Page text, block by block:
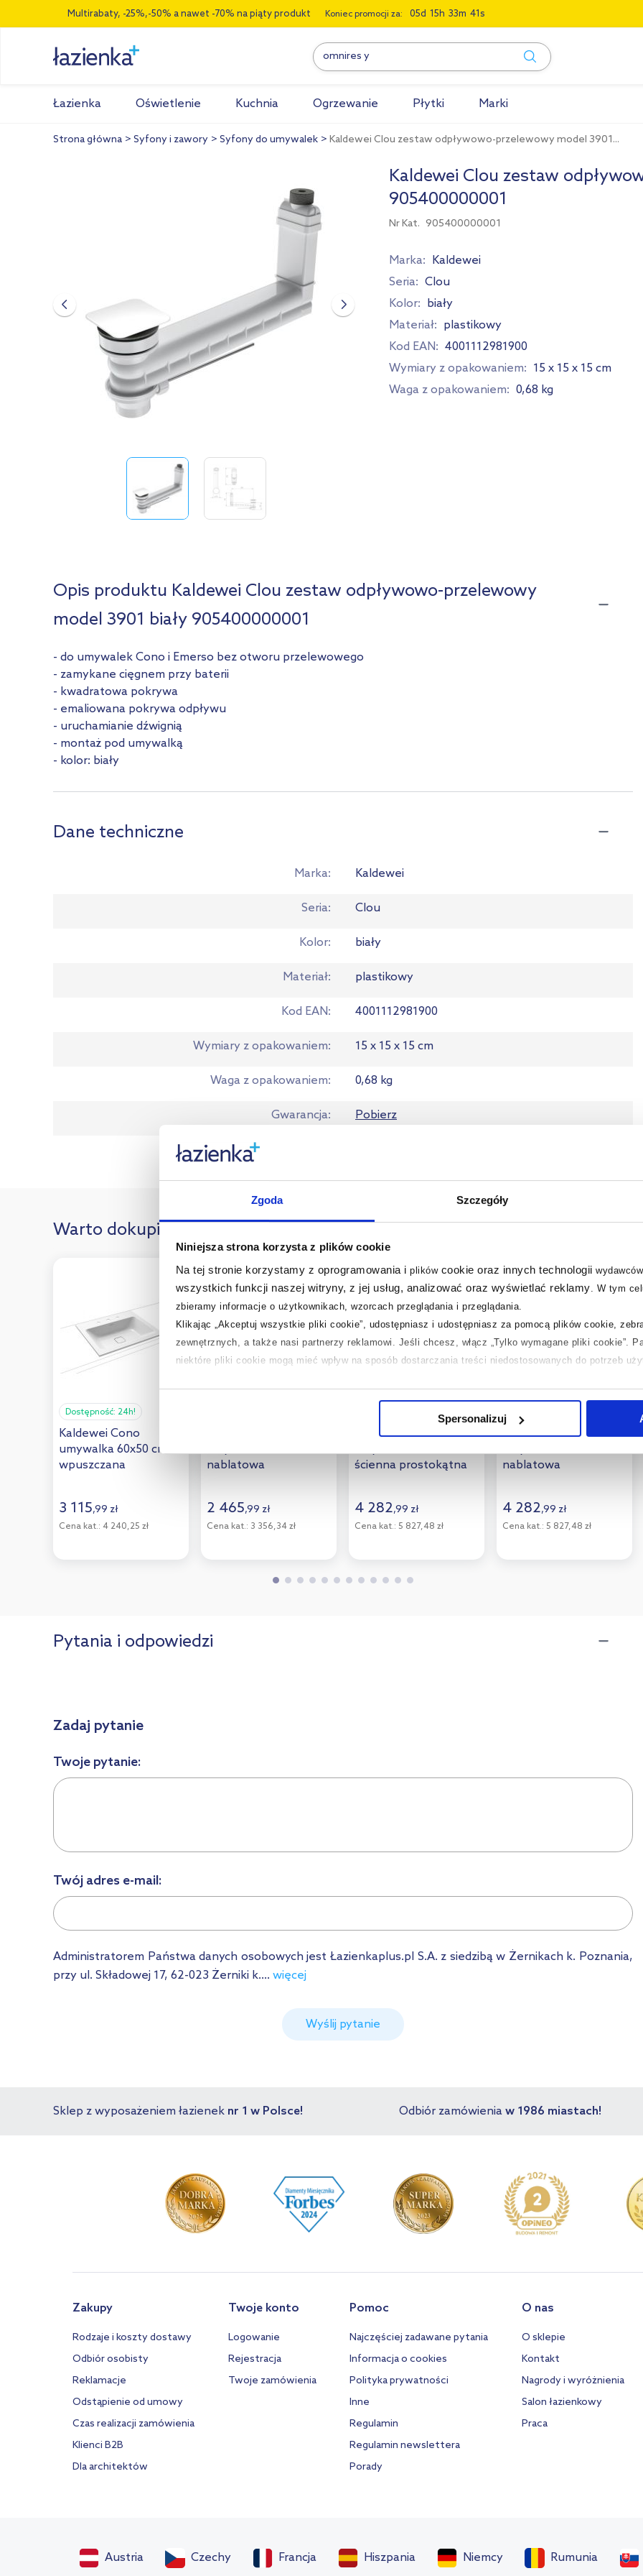
Zgoda Szczegóły
Niniejsza strona korzysta z plików cookie
Na tej stronie korzystamy z oprogramowania i plikówcookie oraz innych technologii wydawców
wszystkich funkcji naszej witryny, z jej usług, analizować oraz wyświetlać reklamy
W tym
zbieramy informacje o użytkownikach, wzorcach przeglądania i przeglądania.
Klikając „Akceptuj wszystkie pliki cookie”, udostępniasz i udostępniasz za pomocą plików cookie,
zewnętrznych, a także nasi partnerzy reklamowi. Jeśli chcesz, włącz „Tylko wymagane pliki cookie”.
niektóre pliki cookie mogą mieć wpływ na sposób dostarczania treści niedostosowanych do potrzeb
na temat plików cookie i tego, dlaczego ich przepisy, przejdź do zakładek „Informacje o plikach
Spersonalizuj
Multirabaty, -25%,-50% a nawet -70% na piąty produkt Koniec promocji za: 05 15 33 40
Łazienka Oświetlenie Kuchnia Ogrzewanie Płytki Marki
Strona główna Syfony i zawory Syfony do umywalek Kaldewei Clou zestaw odpływowo-przelewowy model 3901...
Kaldewei Clou zestaw
905400000001
Nr Kat. 905400000001
Marka: Kaldewei
Seria: Clou
Kolor: biały
Materiał: plastikowy
Kod EAN: 4001112981900
Wymiary z opakowaniem: 15 x 15 x 15 cm
Waga z opakowaniem: 0,68 kg
Opis produktu Kaldewei Clou zestaw odpływowo-przelewowy
model 3901 biały 905400000001
- do umywalek Cono i Emerso bez otworu przelewowego
- zamykane cięgnem przy baterii
- kwadratowa pokrywa
- emaliowana pokrywa odpływu
- uruchamianie dźwignią
- montaż pod umywalką
- kolor: biały
Dane techniczne
Marka Kaldewei
Seria Clou
Kolor biały
Materiał plastikowy
Kod EAN 4001112981900
Wymiary z opakowaniem 15 x 15 x 15 cm
Waga z opakowaniem 0,68 kg
Gwarancja Pobierz
Dane producenta
Warto dokupić:
Dostępność:24h!
Kaldewei Cono
umywalka 60x50 cm
wpuszczana
901606033001
3 115,99 zł
Cena kat.: 4 240,25 zł
nablatowa
908306003001
2 465,99 zł
Cena kat.: 3 356,34 zł
Kaldewei Cono
ścienna prostokątna
4 282,99 zł
Cena kat.: 5 827,48 zł
Kaldewei Cono
nablatowa
902206033001
4 282,99 zł
Cena kat.: 5 827,48 zł
Pytania i odpowiedzi
Zadaj pytanie
Twoje pytanie:
Twój adres e-mail:
Administratorem Państwa danych osobowych jest Łazienkaplus.pl S.A. z siedzibą w Żernikach k. Poznania,
przy ul. Składowej 17, 62-023 Żerniki k.... więcej
Wyślij pytanie
Sklep z wyposażeniem łazienek nr 1 w Polsce! Odbiór zamówienia w 1986 miastach!
Austria Czechy Francja Hiszpania Niemcy Rumunia
Zakupy
Rodzaje i koszty dostawy
Odbiór osobisty
Reklamacje
Odstąpienie od umowy
Czas realizacji zamówienia
Klienci B2B
Dla architektów
Twoje konto
Logowanie
Rejestracja
Twoje zamówienia
Pomoc
Najczęściej zadawane pytania
Informacja o cookies
Polityka prywatności
Inne
Regulamin
Regulamin newslettera
Porady
O nas
O sklepie
Kontakt
Nagrody i wyróżnienia
Salon łazienkowy
Praca